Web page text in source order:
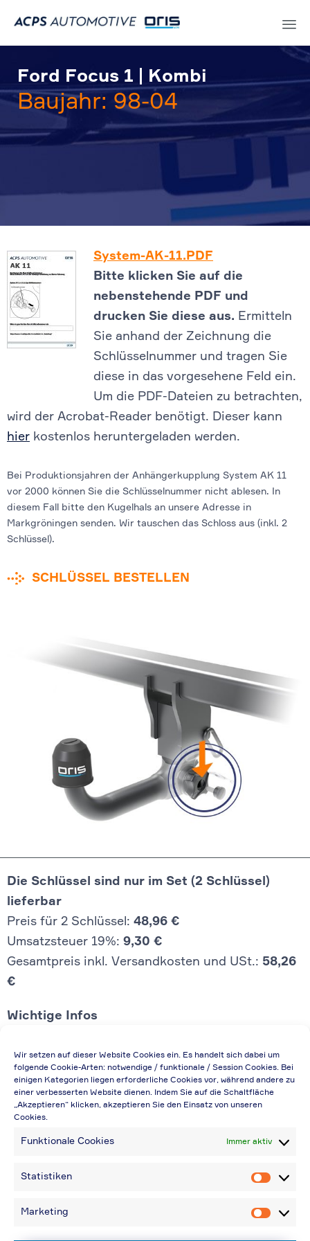
Wir setzen auf dieser Website Cookies ein. Es handelt sich dabei um
folgende Cookie-Arten: notwendige / funktionale / Session Cookies. Bei
einigen Kategorien liegen erforderliche Cookies vor, während andere zu
einer verbesserten Website dienen. Indem Sie auf die Schaltfläche
„Akzeptieren“ klicken, akzeptieren Sie den Einsatz von unseren
Cookies.
Funktionale Cookies Immer aktiv
Statistiken
Marketing
Ford Focus 1 | Kombi
Baujahr: 98-04
System-AK-11.PDF
Bitte klicken Sie auf die
nebenstehende PDF und
drucken Sie diese aus. Ermitteln
Sie anhand der Zeichnung die
Schlüsselnummer und tragen Sie
diese in das vorgesehene Feld ein.
Um die PDF-Dateien zu betrachten,
wird der Acrobat-Reader benötigt. Dieser kann
hier kostenlos heruntergeladen werden.
Bei Produktionsjahren der Anhängerkupplung System AK 11
vor 2000 können Sie die Schlüsselnummer nicht ablesen. In
diesem Fall bitte den Kugelhals an unsere Adresse in
Markgröningen senden. Wir tauschen das Schloss aus (inkl. 2
Schlüssel).
SCHLÜSSEL BESTELLEN
Die Schlüssel sind nur im Set (2 Schlüssel)
lieferbar
Preis für 2 Schlüssel: 48,96 €
Umsatzsteuer 19%: 9,30 €
Gesamtpreis inkl. Versandkosten und USt.: 58,26
€
Wichtige Infos
Die Preisangabe gilt auch für
Handelsbetriebe (Netto-Preis, ohne
Rabattabzug)
Falls durch Falschangaben im Bestellformular
Bei Rückfragen können Sie uns über die E-
Bei Angabe von USt-IdNr und Bestellungen